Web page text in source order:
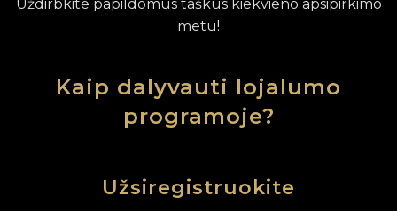
Uždirbkite papildomus taškus kiekvieno apsipirkimo
metu!
Kaip dalyvauti lojalumo
programoje?
Užsiregistruokite